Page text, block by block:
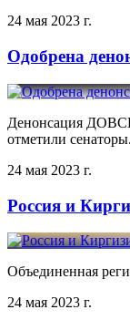
24 мая 2023 г.
Одобрена
Денонсация ДОВСЕ
отметили сенаторы.
24 мая 2023 г.
Россия и
Объединенная
24 мая 2023 г.